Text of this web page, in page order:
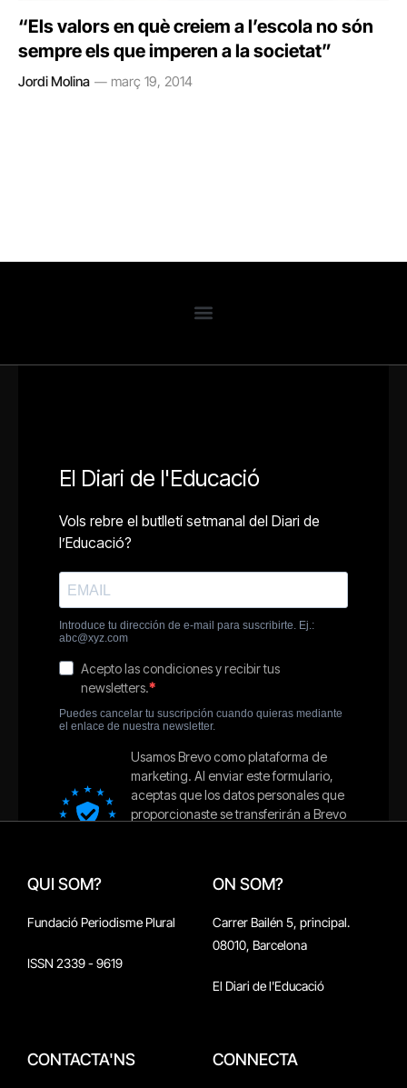
“Els valors en què creiem a l’escola no són
sempre els que imperen a la societat”
Jordi Molina març 19, 2014
QUI SOM?
Fundació Periodisme Plural
ISSN 2339 - 9619
ON SOM?
Carrer Bailén 5, principal.
08010, Barcelona
El Diari de l'Educació
CONTACTA'NS CONNECTA